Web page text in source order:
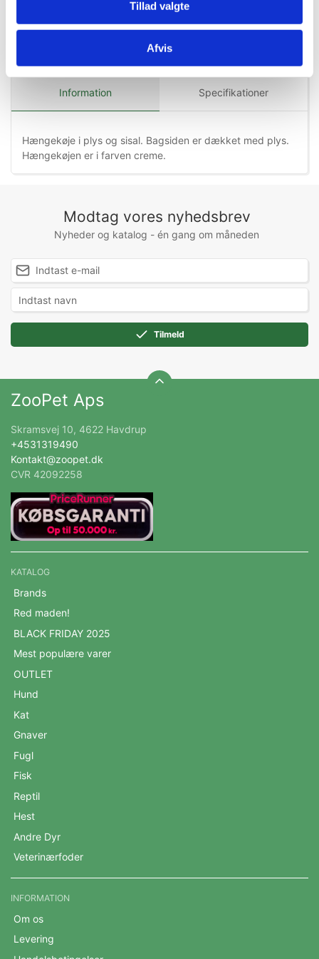
Tillad valgte
Afvis
Information Specifikationer
Hængekøje i plys og sisal. Bagsiden er dækket med plys.
Hængekøjen er i farven creme.
Modtag vores nyhedsbrev
Nyheder og katalog - én gang om måneden
Tilmeld
ZooPet Aps
Skramsvej 10, 4622 Havdrup
+4531319490
Kontakt@zoopet.dk
CVR 42092258
KATALOG
Brands
Red maden!
BLACK FRIDAY 2025
Mest populære varer
OUTLET
Hund
Kat
Gnaver
Fugl
Fisk
Reptil
Hest
Andre Dyr
Veterinærfoder
INFORMATION
Om os
Levering